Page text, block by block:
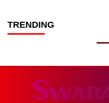
TRENDING